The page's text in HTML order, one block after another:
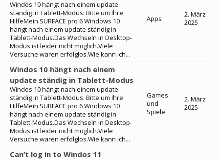
Windos 10 hängt nach einem update
ständig in Tablett-Modus: Bitte um Ihre
HilfeMein SURFACE pro 6 Windows 10
hängt nach einem update ständig in
Tablett-Modus.Das Wechseln in Desktop-
Modus ist leider nicht möglich.Viele
Versuche waren erfolglos.Wie kann ich...
Apps
2. März
2025
Windos 10 hängt nach einem
update ständig in Tablett-Modus
Windos 10 hängt nach einem update
ständig in Tablett-Modus: Bitte um Ihre
HilfeMein SURFACE pro 6 Windows 10
hängt nach einem update ständig in
Tablett-Modus.Das Wechseln in Desktop-
Modus ist leider nicht möglich.Viele
Versuche waren erfolglos.Wie kann ich...
Games
und
Spiele
2. März
2025
Can‘t log in to Windos 11